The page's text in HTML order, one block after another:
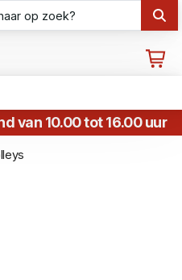
van 10.00 tot 16.00 uur